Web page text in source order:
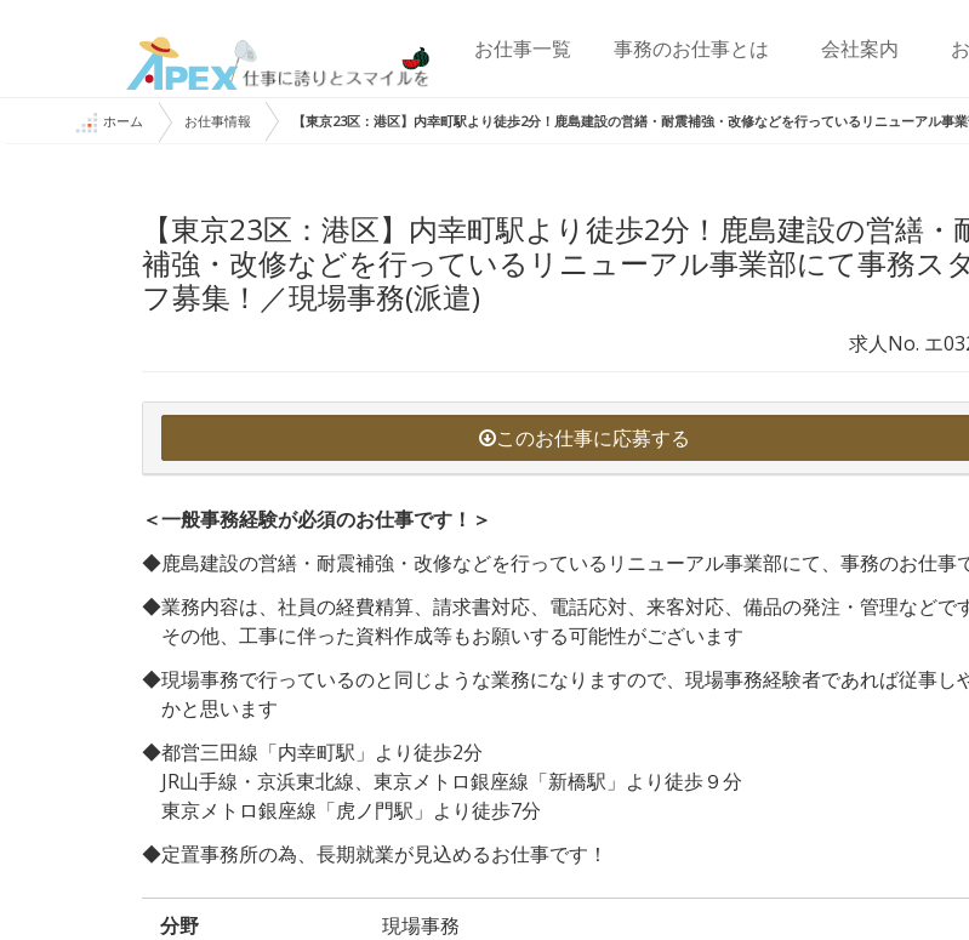
お仕事一覧 事務のお仕事とは 会社案内
ホーム お仕事情報 【東京23区：港区】内幸町駅より徒歩2分！鹿島建設の営繕・耐震補強・改修などを行っているリニューアル事
【東京23区：港区】内幸町駅より徒歩2分！鹿島建設の営繕・
補強・改修などを行っているリニューアル事業部にて事務ス
フ募集！／現場事務(派遣)
求人No. エ
このお仕事に応募する
＜一般事務経験が必須のお仕事です！＞
◆鹿島建設の営繕・耐震補強・改修などを行っているリニューアル事業部にて、事務のお仕事
◆業務内容は、社員の経費精算、請求書対応、電話応対、来客対応、備品の発注・管理などで
その他、工事に伴った資料作成等もお願いする可能性がございます
◆現場事務で行っているのと同じような業務になりますので、現場事務経験者であれば従事し
かと思います
◆都営三田線「内幸町駅」より徒歩2分
JR山手線・京浜東北線、東京メトロ銀座線「新橋駅」より徒歩９分
東京メトロ銀座線「虎ノ門駅」より徒歩7分
◆定置事務所の為、長期就業が見込めるお仕事です！
分野 現場事務